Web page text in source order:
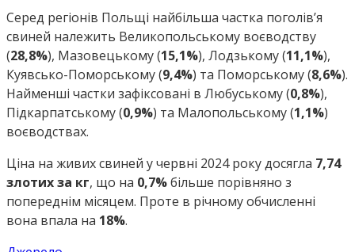
Серед регіонів Польщі найбільша частка поголів’я
свиней належить Великопольському воєводству
(28,8%), Мазовецькому (15,1%), Лодзькому (11,1%),
Куявсько-Поморському (9,4%) та Поморському (8,6%).
Найменші частки зафіксовані в Любуському (0,8%),
Підкарпатському (0,9%) та Малопольському (1,1%)
воєводствах.
Ціна на живих свиней у червні 2024 року досягла 7,74
злотих за кг, що на 0,7%більше порівняно з
попереднім місяцем. Проте в річному обчисленні
вона впала на 18%.